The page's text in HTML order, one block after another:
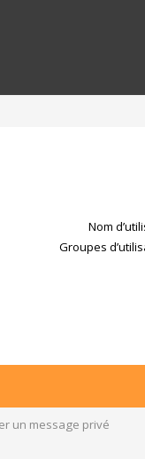
Nom
Groupes
un message privé